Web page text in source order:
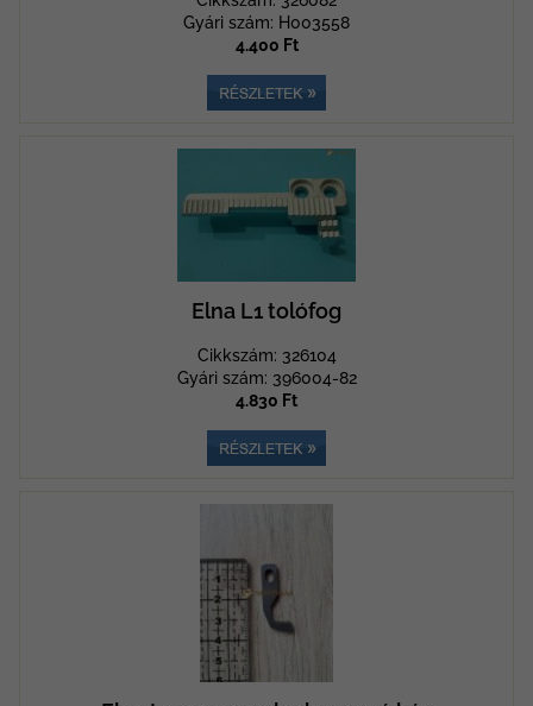
Gyári szám: H003558
4.400 Ft
Elna L1 tolófog
Cikkszám: 326104
Gyári szám: 396004-82
4.830 Ft